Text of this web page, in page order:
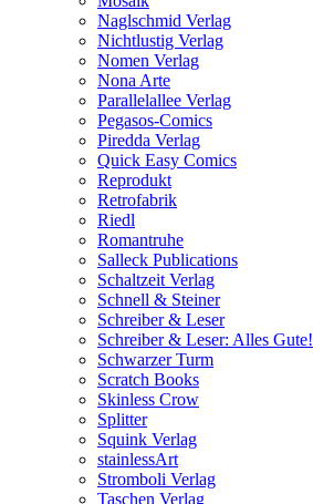
Naglschmid Verlag
Nichtlustig Verlag
Nomen Verlag
Nona Arte
Parallelallee Verlag
Pegasos-Comics
Piredda Verlag
Quick Easy Comics
Reprodukt
Retrofabrik
Riedl
Romantruhe
Salleck Publications
Schaltzeit Verlag
Schnell & Steiner
Schreiber & Leser
Schreiber & Leser: Alles Gute!
Schwarzer Turm
Scratch Books
Skinless Crow
Splitter
Squink Verlag
stainlessArt
Stromboli Verlag
Taschen Verlag